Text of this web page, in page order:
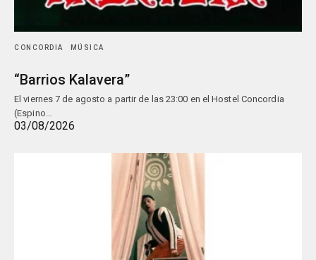
CONCORDIA MÚSICA
“Barrios Kalavera”
El viernes 7 de agosto a partir de las 23:00 en el Hostel Concordia
(Espino…
03/08/2026